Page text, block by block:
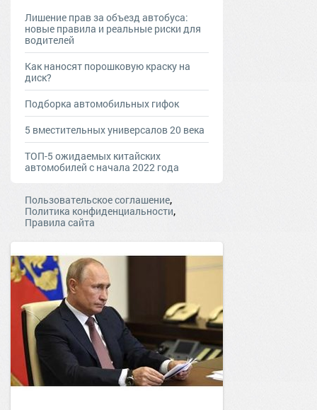
Лишение прав за объезд автобуса:
новые правила и реальные риски для
водителей
Как наносят порошковую краску на
диск?
Подборка автомобильных гифок
5 вместительных универсалов 20 века
ТОП-5 ожидаемых китайских
автомобилей с начала 2022 года
Пользовательское соглашение,
Политика конфиденциальности,
Правила сайта